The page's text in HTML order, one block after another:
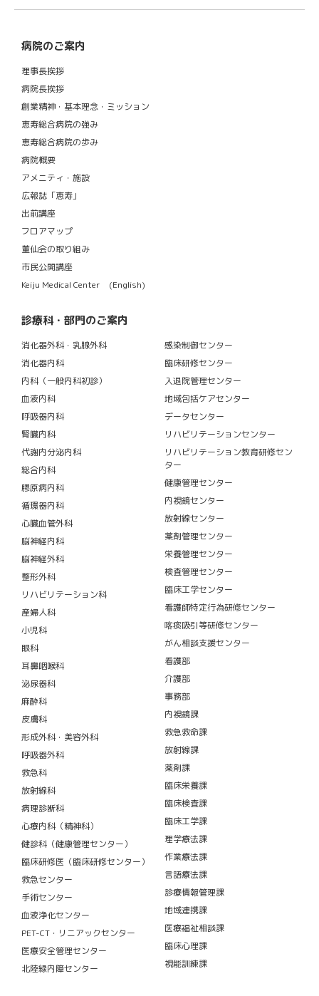
病院のご案内
理事長挨拶
病院長挨拶
創業精神・基本理念・ミッション
恵寿総合病院の強み
恵寿総合病院の歩み
病院概要
アメニティ・施設
広報誌「恵寿」
出前講座
フロアマップ
董仙会の取り組み
市民公開講座
Keiju Medical Center (English)
診療科・部門のご案内
消化器外科・乳腺外科
消化器内科
内科（一般内科初診）
血液内科
呼吸器内科
腎臓内科
代謝内分泌内科
総合内科
膠原病内科
循環器内科
心臓血管外科
脳神経内科
脳神経外科
整形外科
リハビリテーション科
産婦人科
小児科
眼科
耳鼻咽喉科
泌尿器科
麻酔科
皮膚科
形成外科・美容外科
呼吸器外科
救急科
放射線科
病理診断科
心療内科（精神科）
健診科（健康管理センター）
臨床研修医（臨床研修センター）
救急センター
手術センター
血液浄化センター
PET-CT・リニアックセンター
医療安全管理センター
北陸緑内障センター
感染制御センター
臨床研修センター
入退院管理センター
地域包括ケアセンター
データセンター
リハビリテーションセンター
リハビリテーション教育研修セン
ター
健康管理センター
内視鏡センター
放射線センター
薬剤管理センター
栄養管理センター
検査管理センター
臨床工学センター
看護師特定行為研修センター
喀痰吸引等研修センター
がん相談支援センター
看護部
介護部
事務部
内視鏡課
救急救命課
放射線課
薬剤課
臨床栄養課
臨床検査課
臨床工学課
理学療法課
作業療法課
言語療法課
診療情報管理課
地域連携課
医療福祉相談課
臨床心理課
視能訓練課